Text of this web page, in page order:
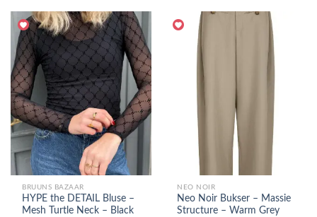
BRUUNS BAZAAR
HYPE the DETAIL Bluse –
Mesh Turtle Neck – Black
NEO NOIR
Neo Noir Bukser – Massie
Structure – Warm Grey